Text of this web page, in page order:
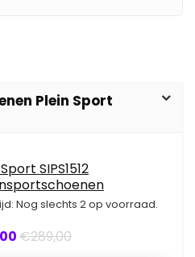
Plein Sport
SIPS1512
Nog slechts 2 op voorraad.
€289,00